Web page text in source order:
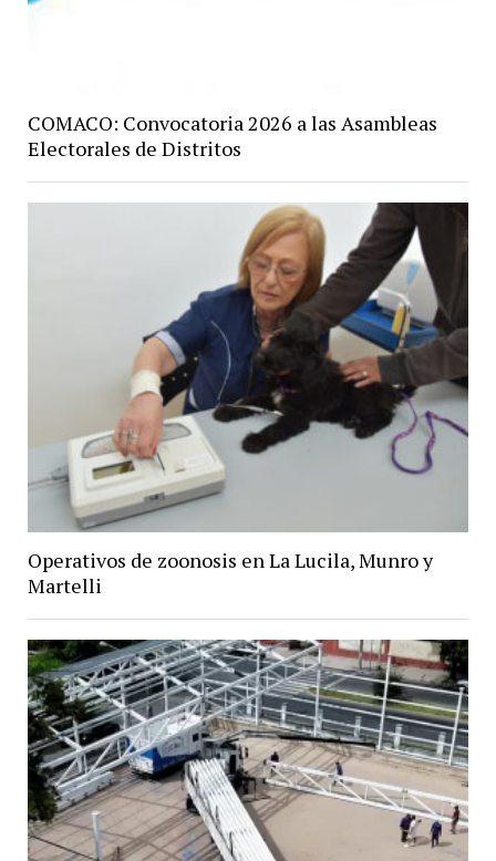
COMACO: Convocatoria 2026 a las Asambleas
Electorales de Distritos
Operativos de zoonosis en La Lucila, Munro y
Martelli